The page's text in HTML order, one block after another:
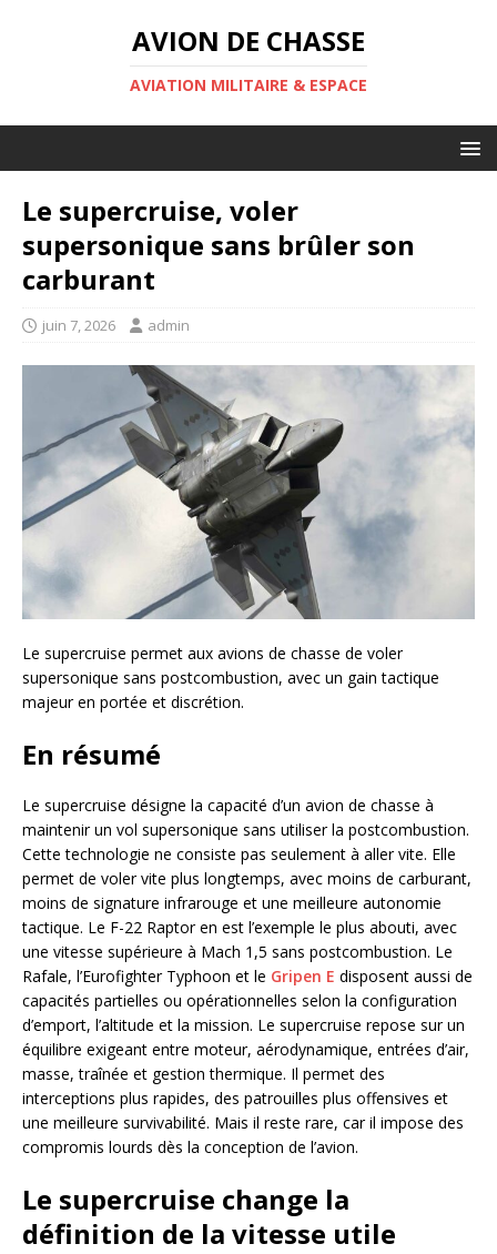
AVION DE CHASSE
AVIATION MILITAIRE & ESPACE
Le supercruise, voler
supersonique sans brûler son
carburant
juin 7, 2026 admin
Le supercruise permet aux avions de chasse de voler
supersonique sans postcombustion, avec un gain tactique
majeur en portée et discrétion.
En résumé
Le supercruise désigne la capacité d’un avion de chasse à
maintenir un vol supersonique sans utiliser la postcombustion.
Cette technologie ne consiste pas seulement à aller vite. Elle
permet de voler vite plus longtemps, avec moins de carburant,
moins de signature infrarouge et une meilleure autonomie
tactique. Le F-22 Raptor en est l’exemple le plus abouti, avec
une vitesse supérieure à Mach 1,5 sans postcombustion. Le
Rafale, l’Eurofighter Typhoon et le Gripen E disposent aussi de
capacités partielles ou opérationnelles selon la configuration
d’emport, l’altitude et la mission. Le supercruise repose sur un
équilibre exigeant entre moteur, aérodynamique, entrées d’air,
masse, traînée et gestion thermique. Il permet des
interceptions plus rapides, des patrouilles plus offensives et
une meilleure survivabilité. Mais il reste rare, car il impose des
compromis lourds dès la conception de l’avion.
Le supercruise change la
définition de la vitesse utile